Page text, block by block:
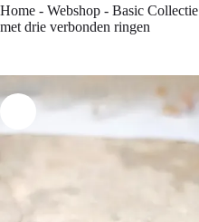
Home - Webshop - Basic Collectie
met drie verbonden ringen